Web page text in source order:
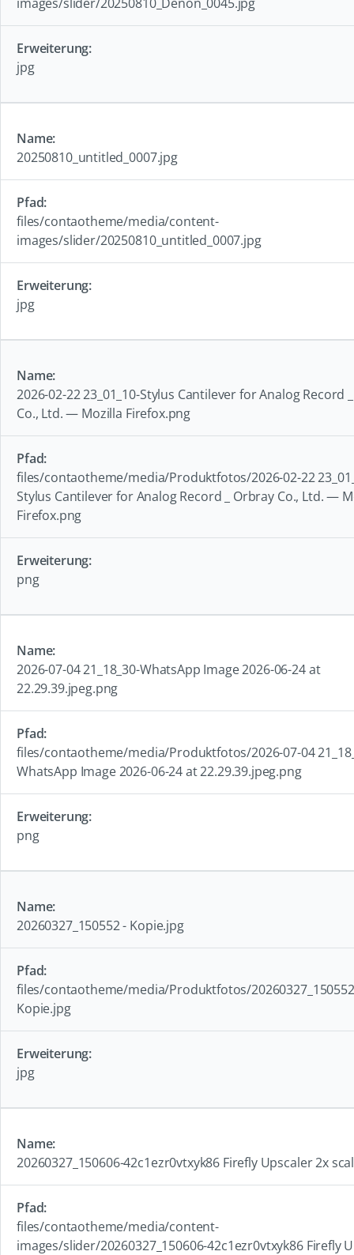
jpg
20250810_untitled_0007.jpg
files/contaotheme/media/content-
images/slider/20250810_untitled_0007.jpg
jpg
2026-02-22 23_01_10-Stylus Cantilever for Analog Record
Co., Ltd. — Mozilla Firefox.png
files/contaotheme/media/Produktfotos/2026-02-22
Stylus Cantilever for Analog Record _ Orbray Co., Ltd. —
Firefox.png
png
2026-07-04 21_18_30-WhatsApp Image 2026-06-24 at
22.29.39.jpeg.png
files/contaotheme/media/Produktfotos/2026-07-04
WhatsApp Image 2026-06-24 at 22.29.39.jpeg.png
png
20260327_150552 - Kopie.jpg
files/contaotheme/media/Produktfotos/
Kopie.jpg
jpg
20260327_150606-42c1ezr0vtxyk86 Firefly Upscaler 2x
files/contaotheme/media/content-
images/slider/20260327_150606-42c1ezr0vtxyk86 Firefly